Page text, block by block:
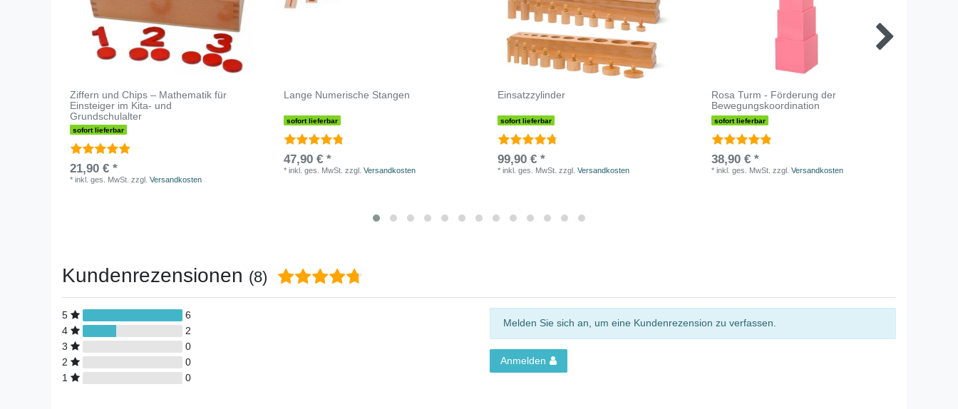
Ziffern und Chips – Mathematik für
Einsteiger im Kita- und
Grundschulalter
sofort lieferbar
21,90 € *
*inkl. ges. MwSt. zzgl.Versandkosten
Lange Numerische Stangen
sofort lieferbar
47,90 € *
*inkl. ges. MwSt. zzgl.Versandkosten
Einsatzzylinder
sofort lieferbar
99,90 € *
*inkl. ges. MwSt. zzgl.Versandkosten
Rosa Turm - Förderung der
Bewegungskoordination
sofort lieferbar
38,90 € *
*inkl. ges. MwSt. zzgl.Versandkosten
Kundenrezensionen (8)
5
6
4
2
3
0
2
0
1
0
Melden Sie sich an, um eine Kundenrezension zu verfassen.
Anmelden